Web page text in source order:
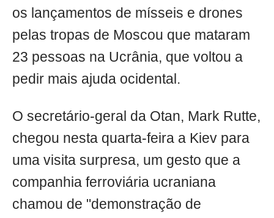
os lançamentos de mísseis e drones
pelas tropas de Moscou que mataram
23 pessoas na Ucrânia, que voltou a
pedir mais ajuda ocidental.
O secretário-geral da Otan, Mark Rutte,
chegou nesta quarta-feira a Kiev para
uma visita surpresa, um gesto que a
companhia ferroviária ucraniana
chamou de "demonstração de